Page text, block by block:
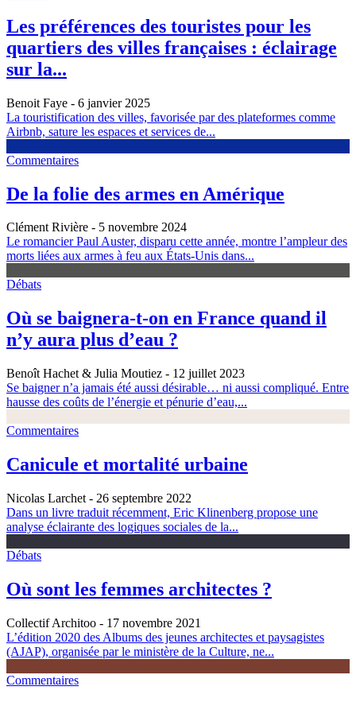
Les préférences des touristes pour les
quartiers des villes françaises : éclairage
sur la...
Benoit Faye - 6 janvier 2025
La touristification des villes, favorisée par des plateformes comme
Airbnb, sature les espaces et services de...
Commentaires
De la folie des armes en Amérique
Clément Rivière - 5 novembre 2024
Le romancier Paul Auster, disparu cette année, montre l’ampleur des
morts liées aux armes à feu aux États-Unis dans...
Débats
Où se baignera-t-on en France quand il
n’y aura plus d’eau ?
Benoît Hachet & Julia Moutiez - 12 juillet 2023
Se baigner n’a jamais été aussi désirable… ni aussi compliqué. Entre
hausse des coûts de l’énergie et pénurie d’eau,...
Commentaires
Canicule et mortalité urbaine
Nicolas Larchet - 26 septembre 2022
Dans un livre traduit récemment, Eric Klinenberg propose une
analyse éclairante des logiques sociales de la...
Débats
Où sont les femmes architectes ?
Collectif Architoo - 17 novembre 2021
L’édition 2020 des Albums des jeunes architectes et paysagistes
(AJAP), organisée par le ministère de la Culture, ne...
Commentaires